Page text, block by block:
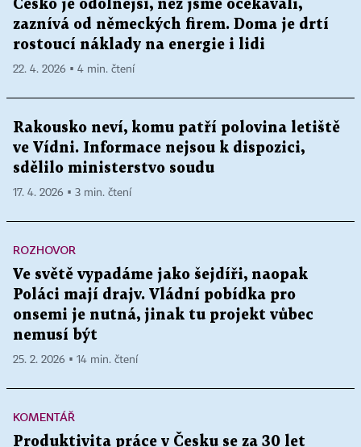
Česko je odolnější, než jsme očekávali,
zaznívá od německých firem. Doma je drtí
rostoucí náklady na energie i lidi
22. 4. 2026 ▪ 4 min. čtení
Rakousko neví, komu patří polovina letiště
ve Vídni. Informace nejsou k dispozici,
sdělilo ministerstvo soudu
17. 4. 2026 ▪ 3 min. čtení
ROZHOVOR
Ve světě vypadáme jako šejdíři, naopak
Poláci mají drajv. Vládní pobídka pro
onsemi je nutná, jinak tu projekt vůbec
nemusí být
25. 2. 2026 ▪ 14 min. čtení
KOMENTÁŘ
Produktivita práce v Česku se za 30 let